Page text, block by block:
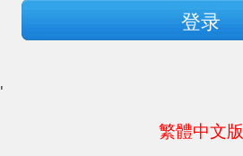
登录
'
繁體中文版